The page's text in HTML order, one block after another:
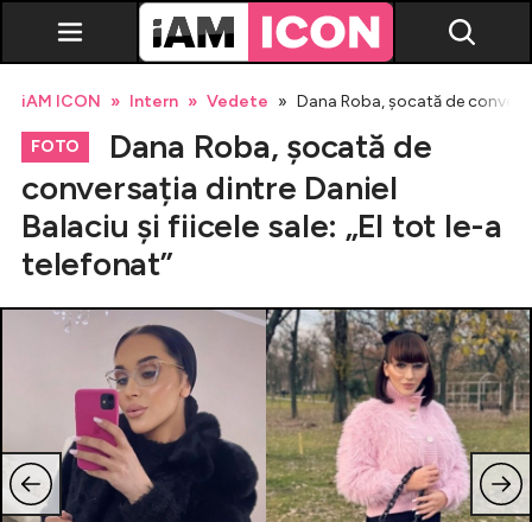
Vedete
Evenimente
Emisiuni TV
Horoscop
Lifestyle
iAM ICON Intern Vedete Dana Roba, șocată de
FOTO
Dana Roba, șocată de
conversația dintre Daniel
Balaciu și fiicele sale: „El tot le-a
telefonat”